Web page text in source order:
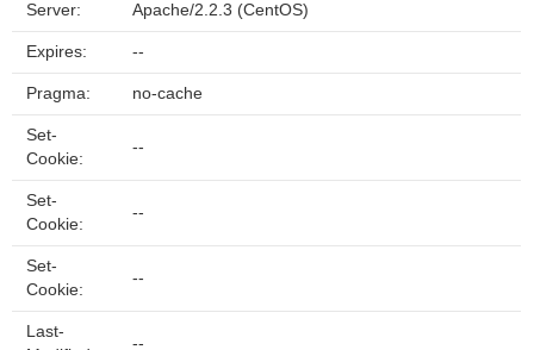
Server: Apache/2.2.3 (CentOS)
Expires: --
Pragma: no-cache
Set-
Cookie:
--
Set-
Cookie:
--
Set-
Cookie:
--
Last-
--